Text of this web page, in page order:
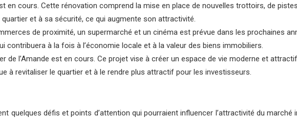
en cours. Cette rénovation comprend la mise en place de nouvelles trottoirs, de
et à sa sécurité, ce qui augmente son attractivité.
de proximité, un supermarché et un cinéma est prévue dans les prochaines
à la fois à l’économie locale et à la valeur des biens immobiliers.
de l’Amande est en cours. Ce projet vise à créer un espace de vie moderne et
à revitaliser le quartier et à le rendre plus attractif pour les investisseurs.
quelques défis et points d’attention qui pourraient influencer l’attractivité du marché